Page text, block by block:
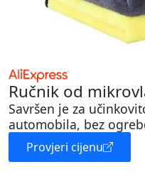
Ručnik od
Savršen je za
automobila, bez
Provjeri cijenu